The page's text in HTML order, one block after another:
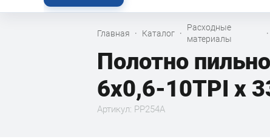
Главная · Каталог ·
Расходные
материалы
·
Полотно
6x0,6-10TPI x
Артикул: PP254A